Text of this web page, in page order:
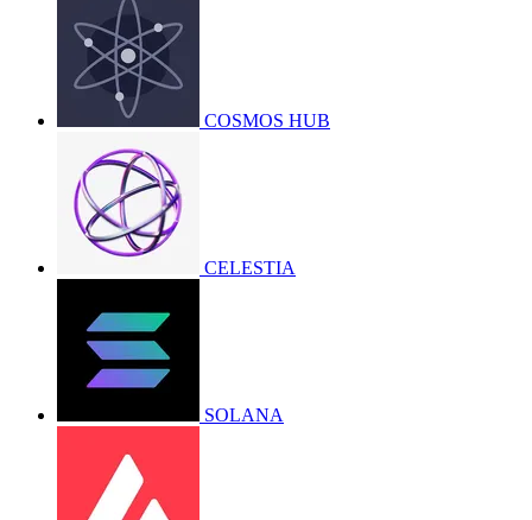
COSMOS HUB
CELESTIA
SOLANA